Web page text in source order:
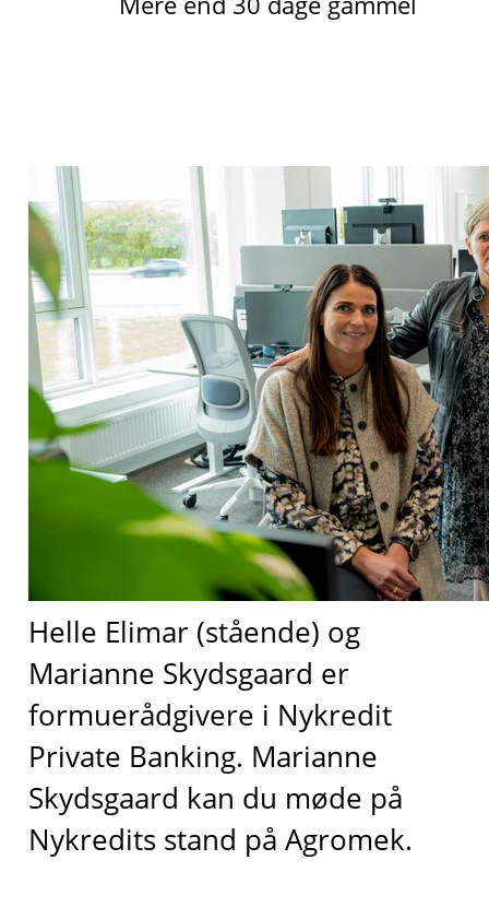
Helle Elimar (stående) og
Marianne Skydsgaard er
formuerådgivere i Nykredit
Private Banking. Marianne
Skydsgaard kan du møde på
Nykredits stand på Agromek.